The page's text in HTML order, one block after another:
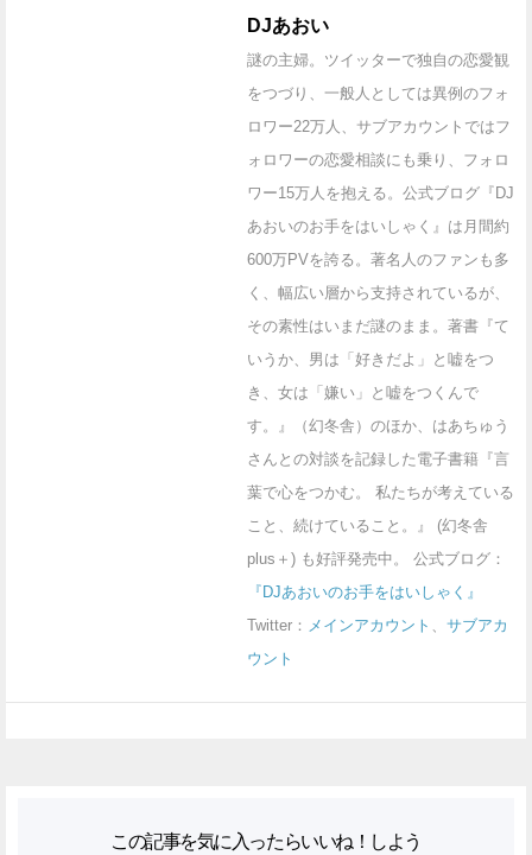
DJあおい
謎の主婦。ツイッターで独自の恋愛観
をつづり、一般人としては異例のフォ
ロワー22万人、サブアカウントではフ
ォロワーの恋愛相談にも乗り、フォロ
ワー15万人を抱える。公式ブログ『DJ
あおいのお手をはいしゃく』は月間約
600万PVを誇る。著名人のファンも多
く、幅広い層から支持されているが、
その素性はいまだ謎のまま。著書『て
いうか、男は「好きだよ」と嘘をつ
き、女は「嫌い」と嘘をつくんで
す。』（幻冬舎）のほか、はあちゅう
さんとの対談を記録した電子書籍『言
葉で心をつかむ。 私たちが考えている
こと、続けていること。』 (幻冬舎
plus＋) も好評発売中。 公式ブログ：
『DJあおいのお手をはいしゃく』
Twitter： メインアカウント
サブアカ
ウント
この記事を気に入ったらいいね！しよう